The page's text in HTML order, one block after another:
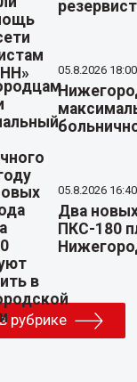
05.8.2026 18:00
05.8.2026 16:40
Два
ПКС-180
рубрике